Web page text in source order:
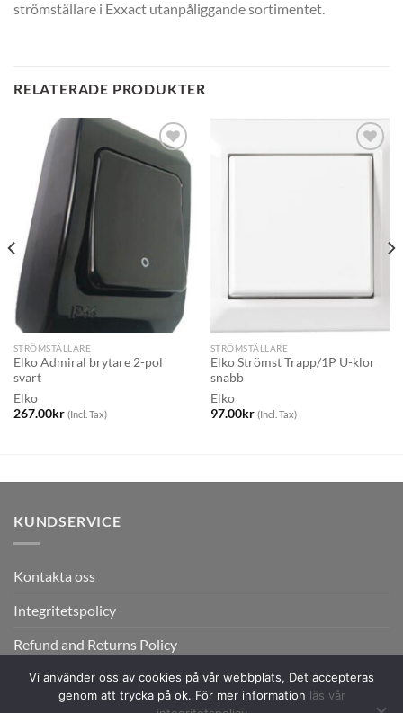
strömställare i Exxact utanpåliggande sortimentet.
RELATERADE PRODUKTER
STRÖMSTÄLLARE
Elko Admiral brytare 2-pol
svart
Elko
267.00kr (Incl. Tax)
STRÖMSTÄLLARE
Elko Strömst Trapp/1P U-klor
snabb
Elko
97.00kr (Incl. Tax)
KUNDSERVICE
Kontakta oss
Integritetspolicy
Refund and Returns Policy
Vi använder oss av cookies på vår webbplats, Det accepteras
genom att trycka på ok. För mer information läs vår